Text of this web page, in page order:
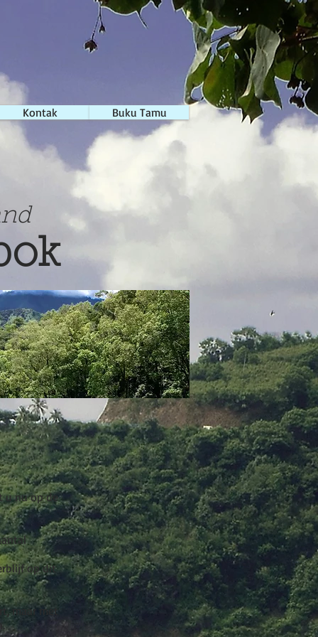
Contact Gastenboek
u nu op de
op dit
maar met
Kontak Buku Tamu